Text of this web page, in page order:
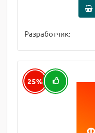
Разработчик:
25%